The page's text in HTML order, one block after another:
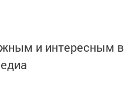
и интересным в